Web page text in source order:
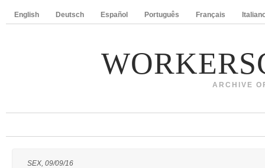
English Deutsch Español Português Français
ARCHIVE
SEX, 09/09/16